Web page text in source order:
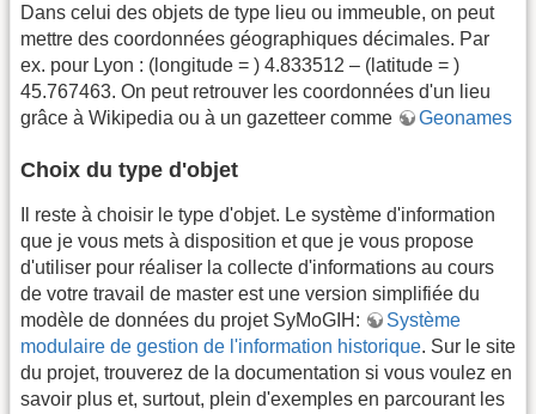
Dans celui des objets de type lieu ou immeuble, on peut
mettre des coordonnées géographiques décimales. Par
ex. pour Lyon : (longitude = ) 4.833512 – (latitude = )
45.767463. On peut retrouver les coordonnées d'un lieu
grâce à Wikipedia ou à un gazetteer comme
Geonames
Choix du type d'objet
Il reste à choisir le type d'objet. Le système d'information
que je vous mets à disposition et que je vous propose
d'utiliser pour réaliser la collecte d'informations au cours
de votre travail de master est une version simplifiée du
modèle de données du projet SyMoGIH:
Système
modulaire de gestion de l'information historique. Sur le site
du projet, trouverez de la documentation si vous voulez en
savoir plus et, surtout, plein d'exemples en parcourant les